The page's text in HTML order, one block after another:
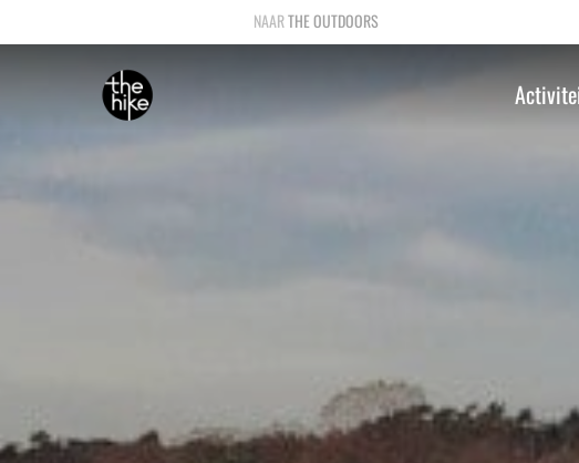
THE OUTDOORS